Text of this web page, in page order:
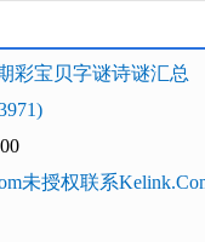
彩宝贝字谜诗谜汇总
未授权联系